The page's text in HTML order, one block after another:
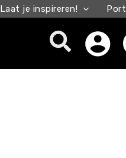
Laat je inspireren!